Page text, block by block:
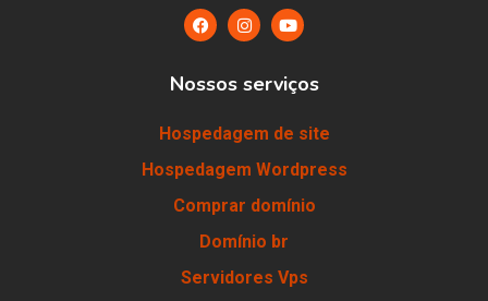
Nossos serviços
Hospedagem de site
Hospedagem Wordpress
Comprar domínio
Domínio br
Servidores Vps